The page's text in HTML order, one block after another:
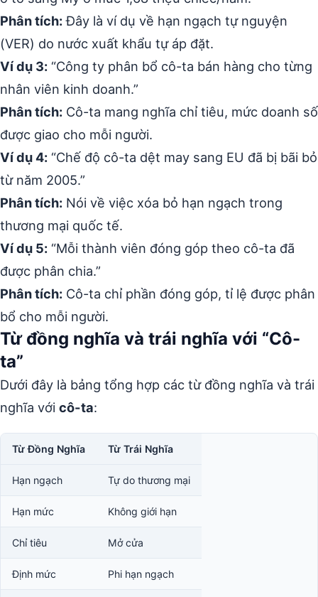
Phân tích:Đây là ví dụ về hạn ngạch tự nguyện
(VER) do nước xuất khẩu tự áp đặt.
Ví dụ 3: “Công ty phân bổ cô-ta bán hàng cho từng
nhân viên kinh doanh.”
Phân tích: Cô-ta mang nghĩa chỉ tiêu, mức doanh số
được giao cho mỗi người.
Ví dụ 4: “Chế độ cô-ta dệt may sang EU đã bị bãi bỏ
từ năm 2005.”
Phân tích: Nói về việc xóa bỏ hạn ngạch trong
thương mại quốc tế.
Ví dụ 5: “Mỗi thành viên đóng góp theo cô-ta đã
được phân chia.”
Phân tích: Cô-ta chỉ phần đóng góp, tỉ lệ được phân
bổ cho mỗi người.
Từ đồng nghĩa và trái nghĩa với “Cô-
ta”
Dưới đây là bảng tổng hợp các từ đồng nghĩa và trái
nghĩa với cô-ta:
Từ Đồng Nghĩa Từ Trái Nghĩa
Hạn ngạch Tự do thương mại
Hạn mức Không giới hạn
Chỉ tiêu Mở cửa
Định mức Phi hạn ngạch